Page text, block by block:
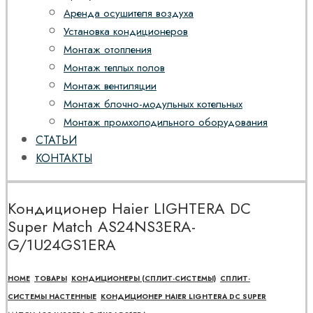
Аренда осушителя воздуха
Установка кондиционеров
Монтаж отопления
Монтаж теплых полов
Монтаж вентиляции
Монтаж блочно-модульных котельных
Монтаж промхолодильного оборудования
СТАТЬИ
КОНТАКТЫ
Кондиционер Haier LIGHTERA DC
Super Match AS24NS3ERA-
G/1U24GS1ERA
HOME ТОВАРЫ КОНДИЦИОНЕРЫ (СПЛИТ-СИСТЕМЫ) СПЛИТ-
СИСТЕМЫ НАСТЕННЫЕ КОНДИЦИОНЕР HAIER LIGHTERA DC SUPER